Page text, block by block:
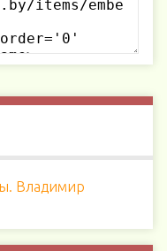
Владимир